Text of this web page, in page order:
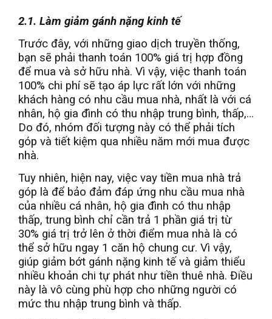
2.1. Làm giảm gánh nặng kinh tế
Trước đây, với những giao dịch truyền thống,
bạn sẽ phải thanh toán 100% giá trị hợp đồng
để mua và sở hữu nhà. Vì vậy, việc thanh toán
100% chi phí sẽ tạo áp lực rất lớn với những
khách hàng có nhu cầu mua nhà, nhất là với cá
nhân, hộ gia đình có thu nhập trung bình, thấp,…
Do đó, nhóm đối tượng này có thể phải tích
góp và tiết kiệm qua nhiều năm mới mua được
nhà.
Tuy nhiên, hiện nay, việc vay tiền mua nhà trả
góp là để bảo đảm đáp ứng nhu cầu mua nhà
của nhiều cá nhân, hộ gia đình có thu nhập
thấp, trung bình chỉ cần trả 1 phần giá trị từ
30% giá trị trở lên ở thời điểm mua nhà là có
thể sở hữu ngay 1 căn hộ chung cư. Vì vậy,
giúp giảm bớt gánh nặng kinh tế và giảm thiểu
nhiều khoản chi tự phát như tiền thuê nhà. Điều
này là vô cùng phù hợp cho những người có
mức thu nhập trung bình và thấp.